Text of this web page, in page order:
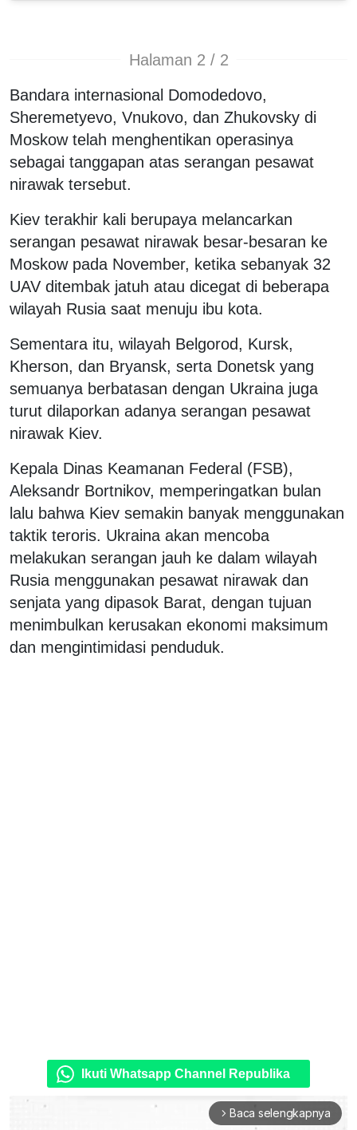
Halaman 2 / 2
Bandara internasional Domodedovo,
Sheremetyevo, Vnukovo, dan Zhukovsky di
Moskow telah menghentikan operasinya
sebagai tanggapan atas serangan pesawat
nirawak tersebut.
Kiev terakhir kali berupaya melancarkan
serangan pesawat nirawak besar-besaran ke
Moskow pada November, ketika sebanyak 32
UAV ditembak jatuh atau dicegat di beberapa
wilayah Rusia saat menuju ibu kota.
Sementara itu, wilayah Belgorod, Kursk,
Kherson, dan Bryansk, serta Donetsk yang
semuanya berbatasan dengan Ukraina juga
turut dilaporkan adanya serangan pesawat
nirawak Kiev.
Kepala Dinas Keamanan Federal (FSB),
Aleksandr Bortnikov, memperingatkan bulan
lalu bahwa Kiev semakin banyak menggunakan
taktik teroris. Ukraina akan mencoba
melakukan serangan jauh ke dalam wilayah
Rusia menggunakan pesawat nirawak dan
senjata yang dipasok Barat, dengan tujuan
menimbulkan kerusakan ekonomi maksimum
dan mengintimidasi penduduk.
Ikuti Whatsapp Channel Republika
arrow_forward_ios Baca selengkapnya